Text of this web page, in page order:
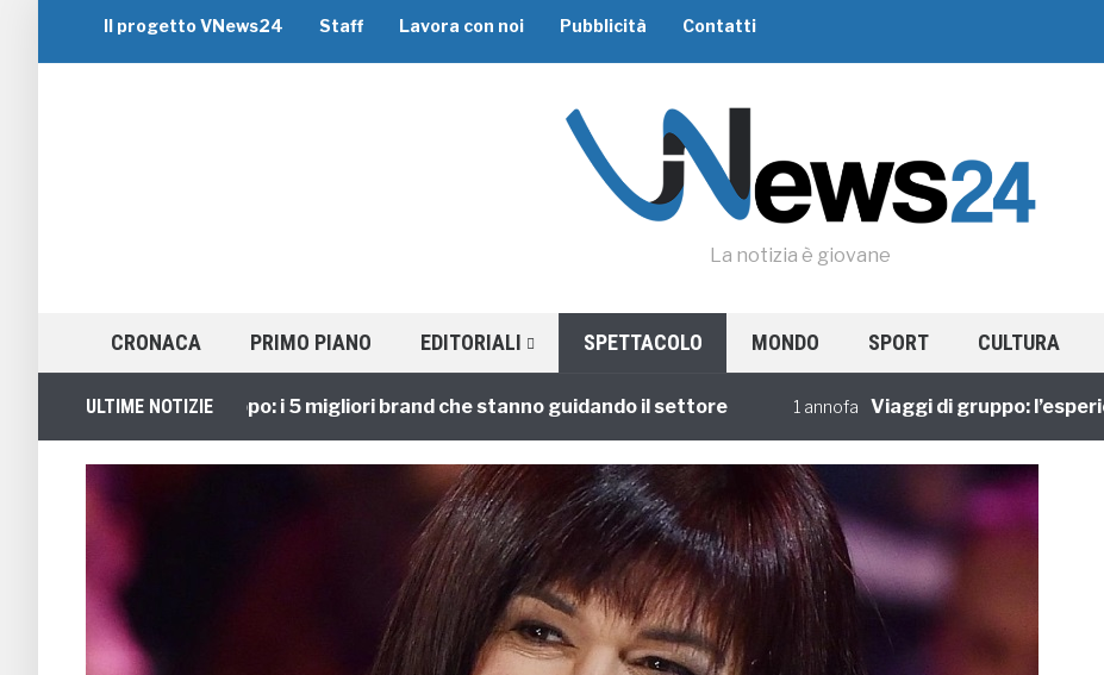
Il progetto VNews24 Staff Lavora con noi Pubblicità Contatti
La notizia è giovane
CRONACA PRIMO PIANO EDITORIALI SPETTACOLO MONDO SPORT CULTURA
ULTIME NOTIZIE
Viaggi di Gruppo: i 5 migliori brand che stanno guidando il settore 1 annofa Viaggi di gruppo: